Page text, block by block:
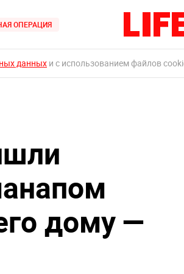
ОПЕРАЦИЯ
данных и с использованием файлов
дому —